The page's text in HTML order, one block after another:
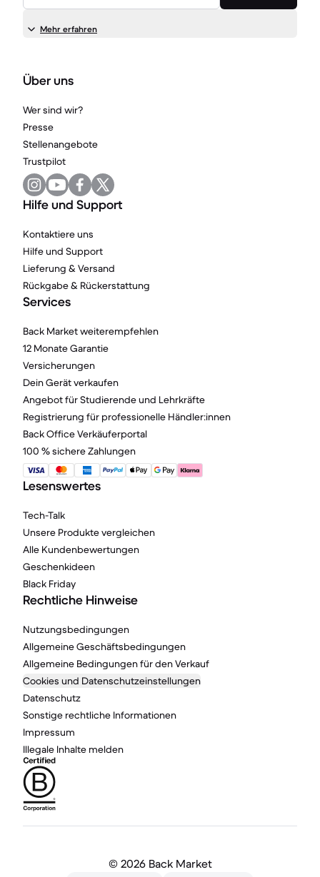
Mehr erfahren
Über uns
Wer sind wir?
Presse
Stellenangebote
Trustpilot
Hilfe und Support
Kontaktiere uns
Hilfe und Support
Lieferung & Versand
Rückgabe & Rückerstattung
Services
Back Market weiterempfehlen
12 Monate Garantie
Versicherungen
Dein Gerät verkaufen
Angebot für Studierende und Lehrkräfte
Registrierung für professionelle Händler:innen
Back Office Verkäuferportal
100 % sichere Zahlungen
Lesenswertes
Tech-Talk
Unsere Produkte vergleichen
Alle Kundenbewertungen
Geschenkideen
Black Friday
Rechtliche Hinweise
Nutzungsbedingungen
Allgemeine Geschäftsbedingungen
Allgemeine Bedingungen für den Verkauf
Cookies und Datenschutzeinstellungen
Datenschutz
Sonstige rechtliche Informationen
Impressum
Illegale Inhalte melden
© 2026 Back Market